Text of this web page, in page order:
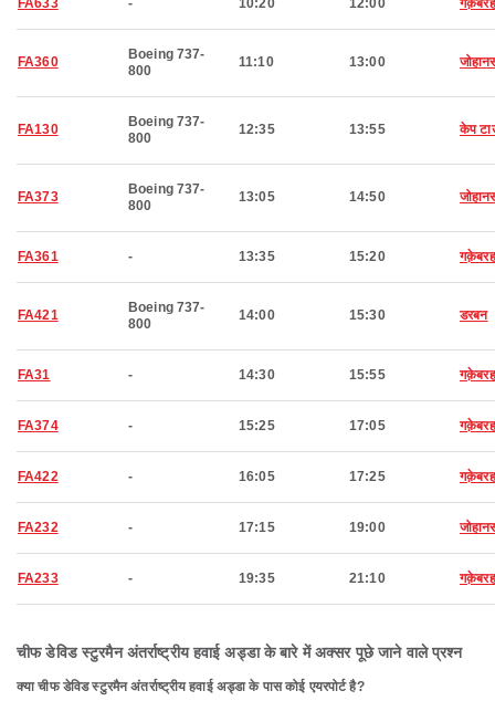
FA633 - 10:20 12:00
FA360
Boeing 737-
800
11:10 13:00
FA130
Boeing 737-
800
12:35 13:55 केप
FA373
Boeing 737-
800
13:05 14:50
FA361 - 13:35 15:20
FA421
Boeing 737-
800
14:00 15:30 डरबन
FA31 - 14:30 15:55
FA374 - 15:25 17:05
FA422 - 16:05 17:25
FA232 - 17:15 19:00
FA233 - 19:35 21:10
चीफ डेविड स्टुरमैन अंतर्राष्ट्रीय हवाई अड्डा के बारे में अक्सर पूछे जाने वाले प्रश्न
क्या चीफ डेविड स्टुरमैन अंतर्राष्ट्रीय हवाई अड्डा के पास कोई एयरपोर्ट है?